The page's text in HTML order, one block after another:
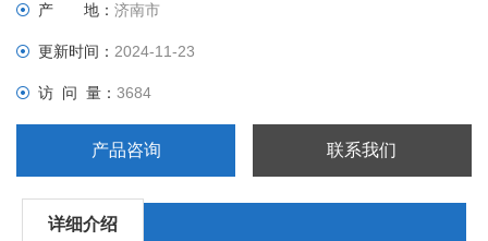
产 地：济南市
更新时间：2024-11-23
访 问 量：3684
产品咨询 联系我们
详细介绍